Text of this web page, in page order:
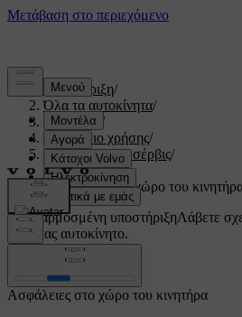
Υποστήριξη/
Όλα τα αυτοκίνητα/
V60 2022 /
Εγχειρίδιο χρήσης/
Συντήρηση και σέρβις/
Ασφάλειες/
Ασφάλειες στο χώρο του
Προσαρμοσμένη υποστήριξηΛάβετε
δικό σας αυτοκίνητο.
Ασφάλειες στο χώρο του κινητήρα